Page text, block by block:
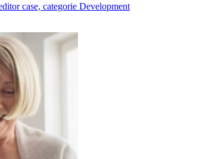
case, categorie Development